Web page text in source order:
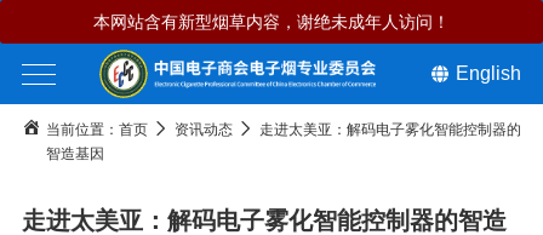
English
本网站含有新型烟草内容，谢绝未成年人访问！
当前位置： 首页 资讯动态
走进太美亚：解码电子雾化智能控制器的
智造基因
走进太美亚：解码电子雾化智能控制器的智造